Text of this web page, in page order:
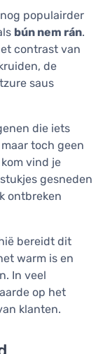
populairder
bún nem rán.
contrast van
de
saus
die iets
toch geen
vind je
gesneden
ontbreken
bereidt dit
warm is en
In veel
op het
klanten.